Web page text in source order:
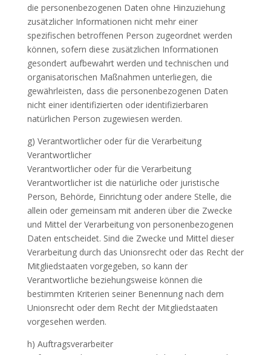
die personenbezogenen Daten ohne Hinzuziehung
zusätzlicher Informationen nicht mehr einer
spezifischen betroffenen Person zugeordnet werden
können, sofern diese zusätzlichen Informationen
gesondert aufbewahrt werden und technischen und
organisatorischen Maßnahmen unterliegen, die
gewährleisten, dass die personenbezogenen Daten
nicht einer identifizierten oder identifizierbaren
natürlichen Person zugewiesen werden.
g) Verantwortlicher oder für die Verarbeitung
Verantwortlicher
Verantwortlicher oder für die Verarbeitung
Verantwortlicher ist die natürliche oder juristische
Person, Behörde, Einrichtung oder andere Stelle, die
allein oder gemeinsam mit anderen über die Zwecke
und Mittel der Verarbeitung von personenbezogenen
Daten entscheidet. Sind die Zwecke und Mittel dieser
Verarbeitung durch das Unionsrecht oder das Recht der
Mitgliedstaaten vorgegeben, so kann der
Verantwortliche beziehungsweise können die
bestimmten Kriterien seiner Benennung nach dem
Unionsrecht oder dem Recht der Mitgliedstaaten
vorgesehen werden.
h) Auftragsverarbeiter